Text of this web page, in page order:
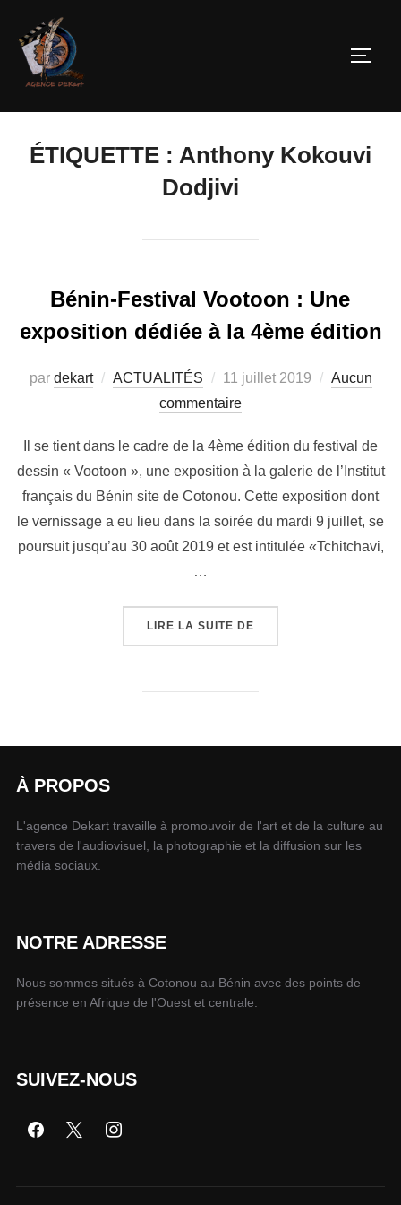
ÉTIQUETTE : Anthony Kokouvi
Dodjivi
Bénin-Festival Vootoon : Une
exposition dédiée à la 4ème édition
par dekart ACTUALITÉS 11 juillet 2019
Aucun
commentaire
Il se tient dans le cadre de la 4ème édition du festival de
dessin « Vootoon », une exposition à la galerie de l’Institut
français du Bénin site de Cotonou. Cette exposition dont
le vernissage a eu lieu dans la soirée du mardi 9 juillet, se
poursuit jusqu’au 30 août 2019 et est intitulée «Tchitchavi,
…
LIRE LA SUITE DE
À PROPOS
L'agence Dekart travaille à promouvoir de l'art et de la culture au
travers de l'audiovisuel, la photographie et la diffusion sur les
média sociaux.
NOTRE ADRESSE
Nous sommes situés à Cotonou au Bénin avec des points de
présence en Afrique de l'Ouest et centrale.
SUIVEZ-NOUS